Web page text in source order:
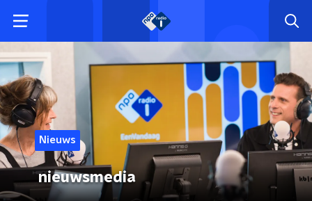
Nieuws
nieuwsmedia